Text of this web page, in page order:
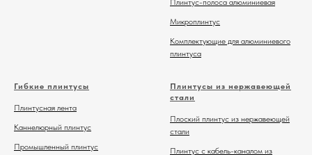
Микроплинтус
Комплектующие для алюминиевого
плинтуса
Гибкие плинтусы
Плинтусная лента
Каннелюрный плинтус
Промышленный плинтус
Плинтусы из нержавеющей
стали
Плоский плинтус из нержавеющей
стали
Плинтус с кабель-каналом из